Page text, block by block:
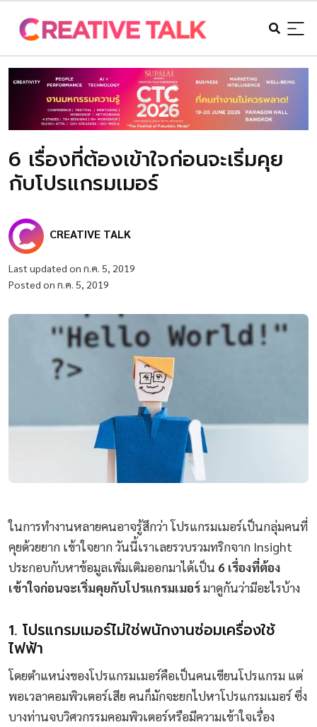
6 เรื่องที่ต้องเข้าใจก่อนจะเริ่มคุย
กับโปรแกรมเมอร์
CREATIVE TALK
Last updated on ก.ค. 5, 2019
Posted on ก.ค. 5, 2019
ในการทำงานหลายคนอาจรู้สึกว่า โปรแกรมเมอร์เป็นกลุ่มคนที่
คุยด้วยยาก เข้าใจยาก วันนี้เราเลยรวบรวมทริกจาก Insight
ประกอบกับหาข้อมูลเพิ่มเติมออกมาได้เป็น 6 เรื่องที่ต้อง
เข้าใจก่อนจะเริ่มคุยกับโปรแกรมเมอร์มาดูกันว่ามีอะไรบ้าง
1. โปรแกรมเมอร์ไม่ใช่พนักงานซ่อมเครื่องใช้
ไฟฟ้า
โดยตำแหน่งของโปรแกรมเมอร์คือเป็นคนเขียนโปรแกรม แต่
พอเวลาคอมพิวเตอร์เสีย คนก็มักจะยกไปหาโปรแกรมเมอร์ ซึ่ง
บางท่านจบวิศวกรรมคอมพิวเตอร์หรือมีความเข้าใจเรื่อง